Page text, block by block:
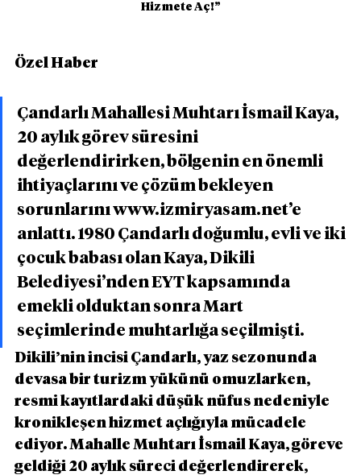
Hizmete Aç!”
Özel Haber
Çandarlı Mahallesi Muhtarı İsmail Kaya,
20 aylık görev süresini
değerlendirirken, bölgenin en önemli
ihtiyaçlarını ve çözüm bekleyen
sorunlarını www.izmiryasam.net’e
anlattı. 1980 Çandarlı doğumlu, evli ve iki
çocuk babası olan Kaya, Dikili
Belediyesi’nden EYT kapsamında
emekli olduktan sonra Mart
seçimlerinde muhtarlığa seçilmişti.
Dikili’nin incisi Çandarlı, yaz sezonunda
devasa bir turizm yükünü omuzlarken,
resmi kayıtlardaki düşük nüfus nedeniyle
kronikleşen hizmet açlığıyla mücadele
ediyor. Mahalle Muhtarı İsmail Kaya, göreve
geldiği 20 aylık süreci değerlendirerek,